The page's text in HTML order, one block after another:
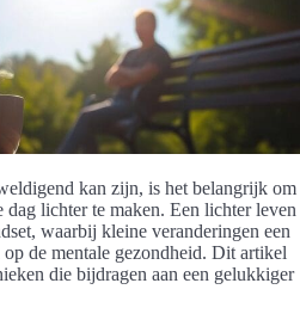
kan zijn, is het belangrijk om
lichter te maken. Een lichter leven
waarbij kleine veranderingen een
de mentale gezondheid. Dit artikel
die bijdragen aan een gelukkiger